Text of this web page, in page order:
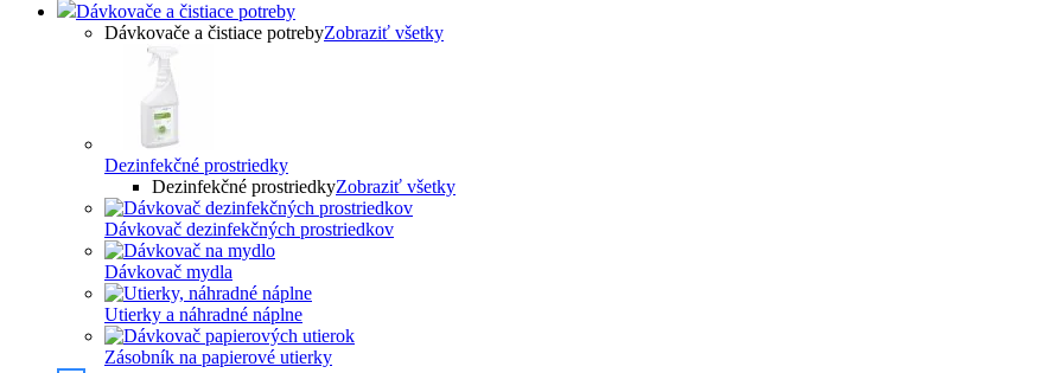
Dávkovače a čistiace potreby
Dávkovače a čistiace potrebyZobraziť všetky
Dezinfekčné prostriedky
Dezinfekčné prostriedkyZobraziť všetky
Dávkovač dezinfekčných prostriedkov
Dávkovač mydla
Utierky a náhradné náplne
Zásobník na papierové utierky